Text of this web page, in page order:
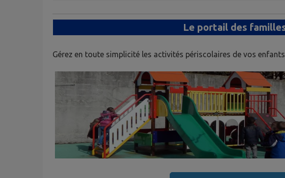
Le portail des
Gérez en toute simplicité les activités périscolaires de vos